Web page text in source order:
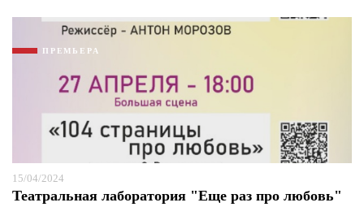
ПРЕМЬЕРА
15/04/2024
Театральная лаборатория "Еще раз про любовь"